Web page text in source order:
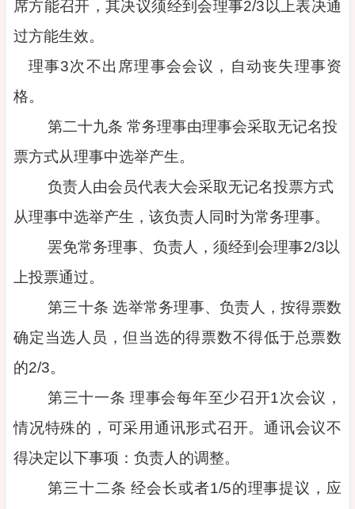
席方能召开，其决议须经到会理事2/3以上表决通
过方能生效。
理事3次不出席理事会会议，自动丧失理事资
格。
第二十九条 常务理事由理事会采取无记名投
票方式从理事中选举产生。
负责人由会员代表大会采取无记名投票方式
从理事中选举产生，该负责人同时为常务理事。
罢免常务理事、负责人，须经到会理事2/3以
上投票通过。
第三十条 选举常务理事、负责人，按得票数
确定当选人员，但当选的得票数不得低于总票数
的2/3。
第三十一条 理事会每年至少召开1次会议，
情况特殊的，可采用通讯形式召开。通讯会议不
得决定以下事项：负责人的调整。
第三十二条 经会长或者1/5的理事提议，应